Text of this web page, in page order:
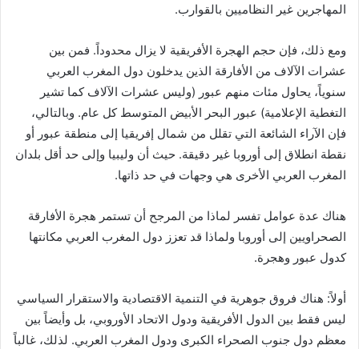
المهاجرين غير النظاميين بالقوارب.
ومع ذلك، فإن حجم الهجرة الأفريقية لا يزال محدوداً. فمن بين
عشرات الآلاف من الأفارقة الذين يدخلون دول المغرب العربي
سنوياً، يحاول مئات منهم عبور (وليس عشرات الآلاف كما تشير
التغطية الإعلامية) عبور البحر الأبيض المتوسط كل عام. وبالتالي،
فإن الآراء الشائعة التي تقلل من شمال إفريقيا إلى منطقة عبور أو
نقطة انطلاق إلى أوروبا غير دقيقة. حيث أن وليبيا وإلى حد أقل بلدان
المغرب العربي الأخرى هي وجهات في حد ذاتها.
هناك عدة عوامل تفسر لماذا من المرجح أن تستمر هجرة الأفارقة
الصحراويين إلى أوروبا ولماذا قد تعزز دول المغرب العربي مكانتها
كدول عبور وهجرة.
أولاً: هناك فروق جوهرية في التنمية الاقتصادية والاستقرار السياسي
ليس فقط بين الدول الأفريقية ودول الاتحاد الأوروبي، بل وأيضاً بين
معظم دول جنوب الصحراء الكبرى ودول المغرب العربي. لذلك، غالباً